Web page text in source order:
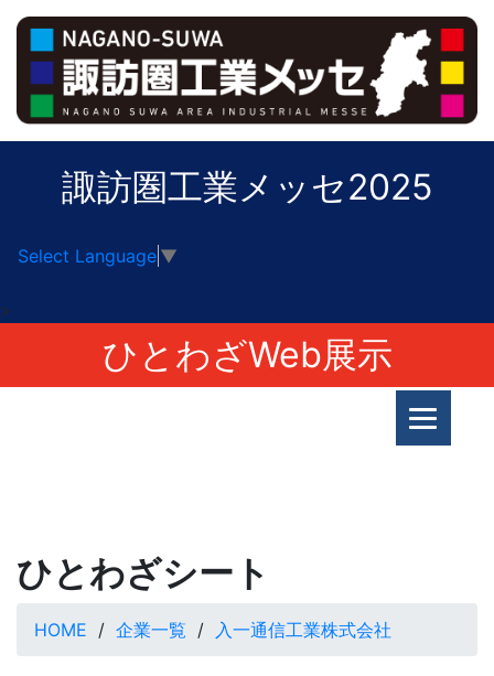
諏訪圏工業メッセ2025
Select Language ▼
>
ひとわざWeb展示
ひとわざシート
HOME 企業一覧 入一通信工業株式会社